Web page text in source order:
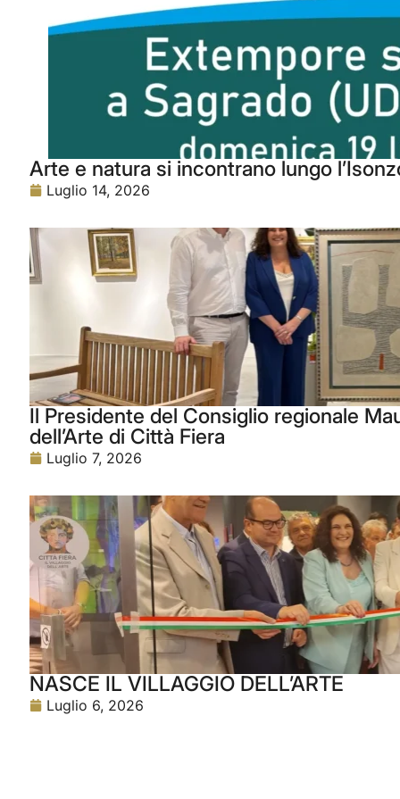
Arte e natura si incontrano lungo
Luglio 14, 2026
Il Presidente del Consiglio regionale
dell’Arte di Città Fiera
Luglio 7, 2026
NASCE IL VILLAGGIO DELL’ARTE
Luglio 6, 2026